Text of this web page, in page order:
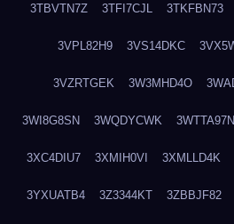
3TBVTN7Z 3TFI7CJL 3TKFBN73
3VPL82H9 3VS14DKC
3VZRTGEK 3W3MHD4O
3WI8G8SN 3WQDYCWK 3WTTA97N
3XC4DIU7 3XMIH0VI 3XMLLD4K
3YXUATB4 3Z3344KT 3ZBBJF82